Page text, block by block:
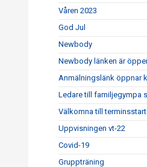
Våren 2023
God Jul
Newbody
Newbody länken är
Anmälningslänk öppnar
Ledare till familjegympa
Välkomna till
Uppvisningen vt-22
Covid-19
Gruppträning